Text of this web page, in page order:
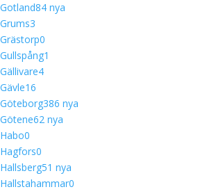
Gotland84 nya
Grums3
Grästorp0
Gullspång1
Gällivare4
Gävle16
Göteborg386 nya
Götene62 nya
Habo0
Hagfors0
Hallsberg51 nya
Hallstahammar0